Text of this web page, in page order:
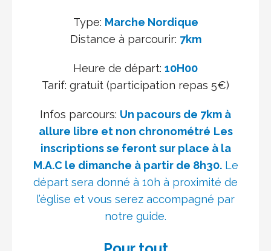
Type: Marche Nordique
Distance à parcourir: 7km
Heure de départ: 10H00
Tarif: gratuit (participation repas 5€)
Infos parcours: Un pacours de 7km à
allure libre et non chronométré Les
inscriptions se feront sur place à la
M.A.C le dimanche à partir de 8h30.Le
départ sera donné à 10h à proximité de
l’église et vous serez accompagné par
notre guide.